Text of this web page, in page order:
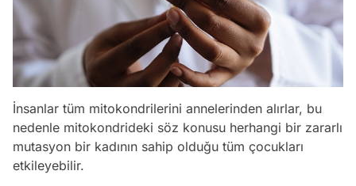
İnsanlar tüm mitokondrilerini annelerinden alırlar, bu
nedenle mitokondrideki söz konusu herhangi bir zararlı
mutasyon bir kadının sahip olduğu tüm çocukları
etkileyebilir.